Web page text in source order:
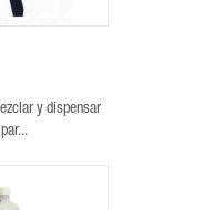
y dispensar